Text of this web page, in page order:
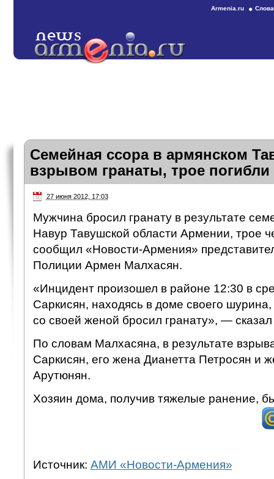
Armenia.ru
Семейная ссора в армянском
взрывом гранаты, трое погибли
27 июня 2012, 17:03
Мужчина бросил гранату в результате
Навур Тавушской области Армении, трое
сообщил «Новости-Армения»
Полиции Армен Малхасян.
«Инцидент произошел в районе 12:30 в
Саркисян, находясь в доме своего
со своей женой бросил гранату», —
По словам Малхасяна, в результате
Саркисян, его жена Дианетта Петросян и
Арутюнян.
Хозяин дома, получив тяжелые ранение,
Источник: АМИ «Новости-Армения»